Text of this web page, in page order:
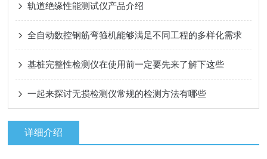
轨道绝缘性能测试仪产品介绍
全自动数控钢筋弯箍机能够满足不同工程的多样化需求
基桩完整性检测仪在使用前一定要先来了解下这些
一起来探讨无损检测仪常规的检测方法有哪些
详细介绍